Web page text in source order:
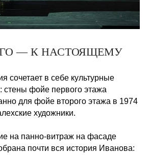
— К НАСТОЯЩЕМУ
сочетает в себе культурные
стены фойе первого этажа
для фойе второго этажа в 1974
художники.
на панно-витраж на фасаде
почти вся история Иванова: